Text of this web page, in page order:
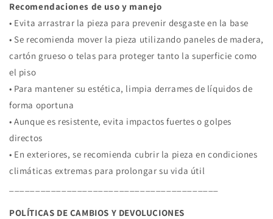
Recomendaciones de uso y manejo
• Evita arrastrar la pieza para prevenir desgaste en la base
• Se recomienda mover la pieza utilizando paneles de madera,
cartón grueso o telas para proteger tanto la superficie como
el piso
• Para mantener su estética, limpia derrames de líquidos de
forma oportuna
• Aunque es resistente, evita impactos fuertes o golpes
directos
• En exteriores, se recomienda cubrir la pieza en condiciones
climáticas extremas para prolongar su vida útil
POLÍTICAS DE CAMBIOS Y DEVOLUCIONES